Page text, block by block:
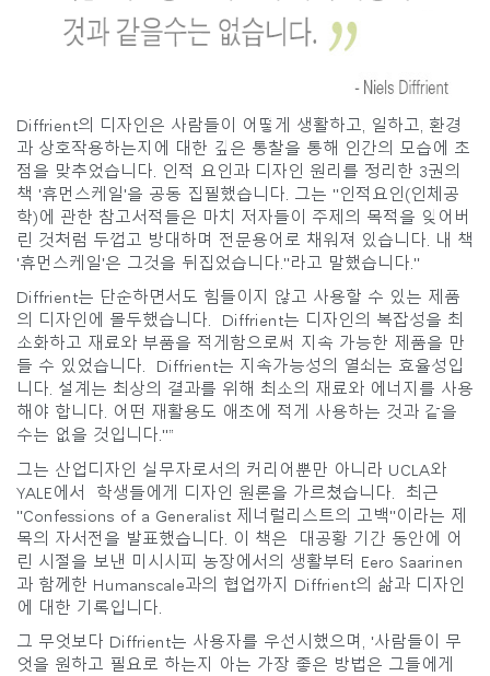
국가 선택
로그인
로그인
SIGN IN WITH SSO
비밀번호를 잊으셨나요
Region
회원가입
회원가입
추천 코드가 있으십니까?
ENTER
Box
Diffrient의 디자인은 사람들이 어떻게 생활하고, 일하고, 환경
과 상호작용하는지에 대한 깊은 통찰을 통해 인간의 모습에 초
점을 맞추었습니다. 인적 요인과 디자인 원리를 정리한 3권의
책 '휴먼스케일'을 공동 집필했습니다. 그는 "인적요인(인체공
학)에 관한 참고서적들은 마치 저자들이 주제의 목적을 잊어버
린 것처럼 두껍고 방대하며 전문용어로 채워져 있습니다. 내 책
'휴먼스케일'은 그것을 뒤집었습니다."라고 말했습니다."
Diffrient는 단순하면서도 힘들이지 않고 사용할 수 있는 제품
의 디자인에 몰두했습니다. Diffrient는 디자인의 복잡성을 최
소화하고 재료와 부품을 적게함으로써 지속 가능한 제품을 만
들 수 있었습니다. Diffrient는 지속가능성의 열쇠는 효율성입
니다. 설계는 최상의 결과를 위해 최소의 재료와 에너지를 사용
해야 합니다. 어떤 재활용도 애초에 적게 사용하는 것과 같을
수는 없을 것입니다."”
그는 산업디자인 실무자로서의 커리어뿐만 아니라 UCLA와
YALE에서 학생들에게 디자인 원론을 가르쳤습니다. 최근
"Confessions of a Generalist 제너럴리스트의 고백"이라는 제
목의 자서전을 발표했습니다. 이 책은 대공황 기간 동안에 어
린 시절을 보낸 미시시피 농장에서의 생활부터 Eero Saarinen
과 함께한 Humanscale과의 협업까지 Diffrient의 삶과 디자인
에 대한 기록입니다.
그 무엇보다 Diffrient는 사용자를 우선시했으며, '사람들이 무
엇을 원하고 필요로 하는지 아는 가장 좋은 방법은 그들에게